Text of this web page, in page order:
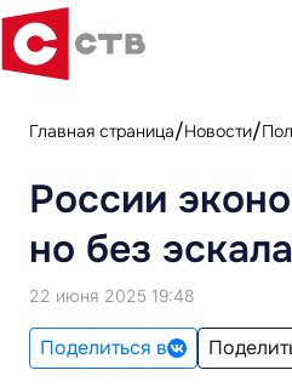
Главная страница Новости
России
но без
22 июня 2025 19:48
Поделиться в